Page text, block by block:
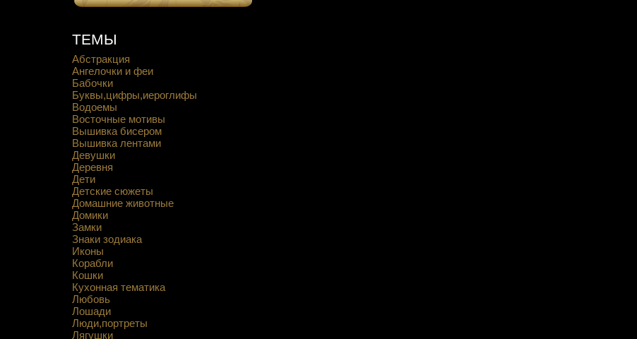
ТЕМЫ
Абстракция
Ангелочки и феи
Бабочки
Буквы,цифры,иероглифы
Водоемы
Восточные мотивы
Вышивка бисером
Вышивка лентами
Девушки
Деревня
Дети
Детские сюжеты
Домашние животные
Домики
Замки
Знаки зодиака
Иконы
Корабли
Кошки
Кухонная тематика
Любовь
Лошади
Люди,портреты
Лягушки